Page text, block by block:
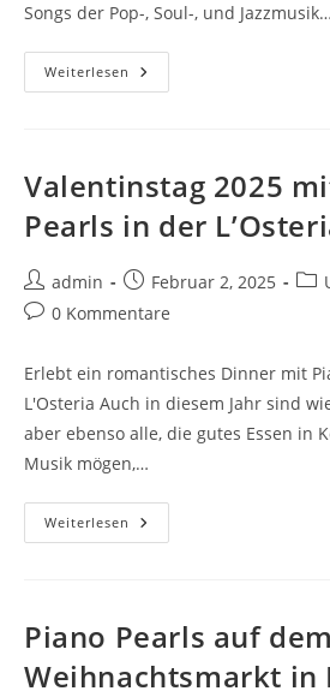
Songs der Pop-, Soul-, und Jazzmusik…
Weiterlesen
Valentinstag 2025
Pearls in der
admin Februar 2, 2025
0 Kommentare
Erlebt ein romantisches Dinner mit
L'Osteria Auch in diesem Jahr sind
aber ebenso alle, die gutes Essen in
Musik mögen,…
Weiterlesen
Piano Pearls auf dem
Weihnachtsmarkt in